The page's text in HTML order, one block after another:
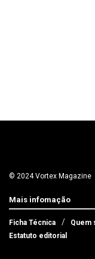
© 2024 Vortex Magazine
Mais infomação
Ficha Técnica Quem
Estatuto editorial